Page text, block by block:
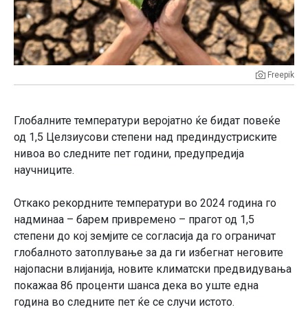
Freepik
Глобалните температури веројатно ќе бидат повеќе
од 1,5 Целзиусови степени над прединдустриските
нивоа во следните пет години, предупредија
научниците.
Откако рекордните температури во 2024 година го
надминаа – барем привремено – прагот од 1,5
степени до кој земјите се согласија да го ограничат
глобалното затоплување за да ги избегнат неговите
најопасни влијанија, новите климатски предвидувања
покажаа 86 проценти шанса дека во уште една
година во следните пет ќе се случи истото.